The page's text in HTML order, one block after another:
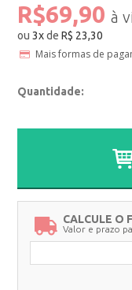
R$69,90
ou3xdeR$ 23,30
Mais formas de
Quantidade:
CALCULE O
Valor e prazo